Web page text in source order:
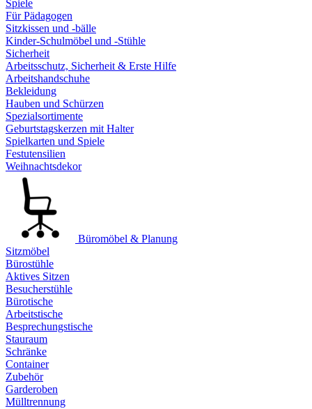
Spiele
Für Pädagogen
Sitzkissen und -bälle
Kinder-Schulmöbel und -Stühle
Sicherheit
Arbeitsschutz, Sicherheit & Erste Hilfe
Arbeitshandschuhe
Bekleidung
Hauben und Schürzen
Spezialsortimente
Geburtstagskerzen mit Halter
Spielkarten und Spiele
Festutensilien
Weihnachtsdekor
Büromöbel & Planung
Sitzmöbel
Bürostühle
Aktives Sitzen
Besucherstühle
Bürotische
Arbeitstische
Besprechungstische
Stauraum
Schränke
Container
Zubehör
Garderoben
Mülltrennung